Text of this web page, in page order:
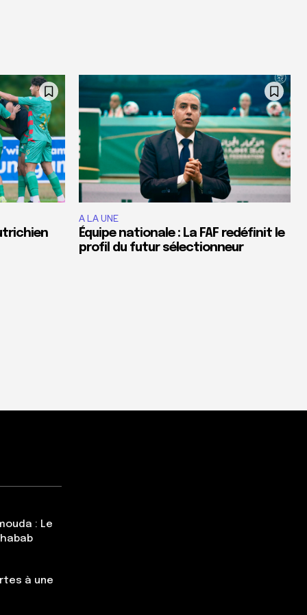
A LA UNE
Équipe nationale : La FAF redéfinit le
profil du futur sélectionneur
: Le
à une